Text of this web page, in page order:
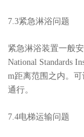
7.3紧急淋浴问题
紧急淋浴装置一般
National Standards
m距离范围之内。
通行。
7.4电梯运输问题